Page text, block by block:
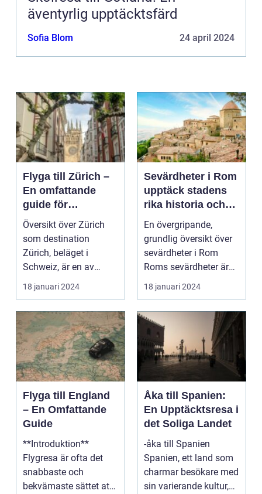
äventyrlig upptäcktsfärd
Sofia Blom 24 april 2024
Flyga till Zürich –
En omfattande
guide för
resenärer
Översikt över Zürich
som destination
Zürich, beläget i
Schweiz, är en av
Europas mest
populära dest...
18 januari 2024
Sevärdheter i Rom
upptäck stadens
rika historia och
kulturella skatter
En övergripande,
grundlig översikt över
sevärdheter i Rom
Roms sevärdheter är
känt över hela världe...
18 januari 2024
Flyga till England
– En Omfattande
Guide
**Introduktion**
Flygresa är ofta det
snabbaste och
bekvämaste sättet att
Åka till Spanien:
En Upptäcktsresa i
det Soliga Landet
-åka till Spanien
Spanien, ett land som
charmar besökare med
sin varierande kultur,